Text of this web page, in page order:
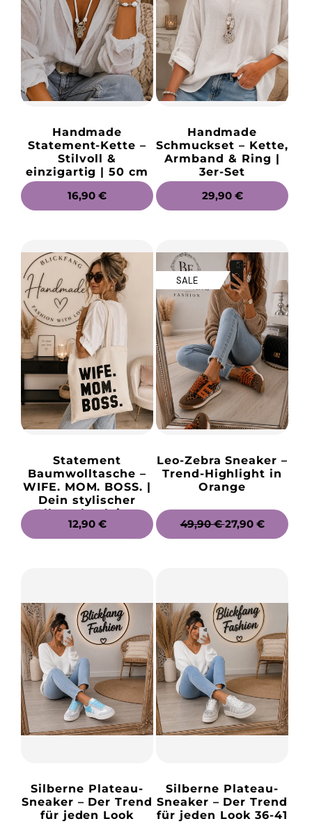
Handmade
Statement-Kette –
Stilvoll &
einzigartig | 50 cm
NORMALER
PREIS
16,90 €
Handmade
Schmuckset – Kette,
Armband & Ring |
3er-Set
NORMALER
PREIS
29,90 €
Statement
Baumwolltasche –
WIFE. MOM. BOSS. |
Dein stylischer
Alltagsbegleiter
NORMALER
PREIS
12,90 €
SALE
Leo-Zebra Sneaker –
Trend-Highlight in
Orange
NORMALER
PREIS
49,90 €27,90 €
Silberne Plateau-
Sneaker – Der Trend
für jeden Look
Silberne Plateau-
Sneaker – Der Trend
für jeden Look 36-41